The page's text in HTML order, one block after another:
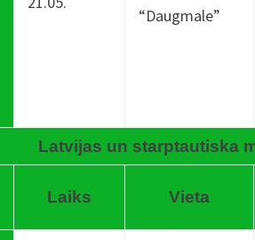
“Daugmale”
Latvijas un starptautiska
Laiks Vieta